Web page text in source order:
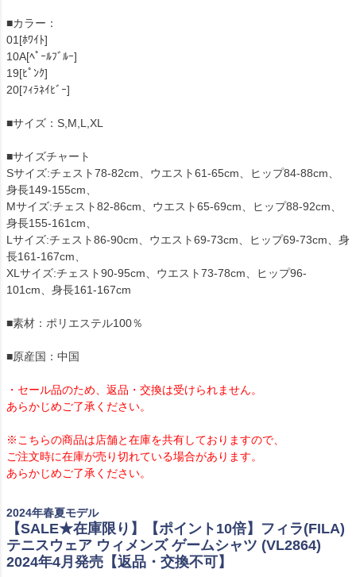
■カラー：
01[ﾎﾜｲﾄ]
10A[ﾍﾟｰﾙﾌﾞﾙｰ]
19[ﾋﾟﾝｸ]
20[ﾌｨﾗﾈｲﾋﾞｰ]
■サイズ：S,M,L,XL
■サイズチャート
Sサイズ:チェスト78-82cm、ウエスト61-65cm、ヒップ84-88cm、
身長149-155cm、
Mサイズ:チェスト82-86cm、ウエスト65-69cm、ヒップ88-92cm、
身長155-161cm、
Lサイズ:チェスト86-90cm、ウエスト69-73cm、ヒップ69-73cm、身
長161-167cm、
XLサイズ:チェスト90-95cm、ウエスト73-78cm、ヒップ96-
101cm、身長161-167cm
■素材：ポリエステル100％
■原産国：中国
・セール品のため、返品・交換は受けられません。
あらかじめご了承ください。
※こちらの商品は店舗と在庫を共有しておりますので、
ご注文時に在庫が売り切れている場合があります。
あらかじめご了承ください。
2024年春夏モデル
【SALE★在庫限り】【ポイント10倍】フィラ(FILA)
テニスウェア ウィメンズ ゲームシャツ (VL2864)
2024年4月発売【返品・交換不可】